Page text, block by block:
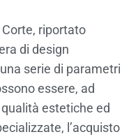
riportato
di design
serie di parametri
essere, ad
estetiche ed
l’acquisto